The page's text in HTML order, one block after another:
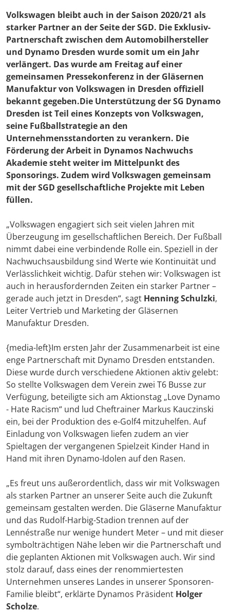
Volkswagen bleibt auch in der Saison 2020/21 als
starker Partner an der Seite der SGD. Die Exklusiv-
Partnerschaft zwischen dem Automobilhersteller
und Dynamo Dresden wurde somit um ein Jahr
verlängert. Das wurde am Freitag auf einer
gemeinsamen Pressekonferenz in der Gläsernen
Manufaktur von Volkswagen in Dresden offiziell
bekannt gegeben.Die Unterstützung der SG Dynamo
Dresden ist Teil eines Konzepts von Volkswagen,
seine Fußballstrategie an den
Unternehmensstandorten zu verankern. Die
Förderung der Arbeit in Dynamos Nachwuchs
Akademie steht weiter im Mittelpunkt des
Sponsorings. Zudem wird Volkswagen gemeinsam
mit der SGD gesellschaftliche Projekte mit Leben
füllen.
„Volkswagen engagiert sich seit vielen Jahren mit
Überzeugung im gesellschaftlichen Bereich. Der Fußball
nimmt dabei eine verbindende Rolle ein. Speziell in der
Nachwuchsausbildung sind Werte wie Kontinuität und
Verlässlichkeit wichtig. Dafür stehen wir: Volkswagen ist
auch in herausfordernden Zeiten ein starker Partner –
gerade auch jetzt in Dresden“, sagt Henning Schulzki,
Leiter Vertrieb und Marketing der Gläsernen
Manufaktur Dresden.
{media-left}Im ersten Jahr der Zusammenarbeit ist eine
enge Partnerschaft mit Dynamo Dresden entstanden.
Diese wurde durch verschiedene Aktionen aktiv gelebt:
So stellte Volkswagen dem Verein zwei T6 Busse zur
Verfügung, beteiligte sich am Aktionstag „Love Dynamo
- Hate Racism“ und lud Cheftrainer Markus Kauczinski
ein, bei der Produktion des e-Golf4 mitzuhelfen. Auf
Einladung von Volkswagen liefen zudem an vier
Spieltagen der vergangenen Spielzeit Kinder Hand in
Hand mit ihren Dynamo-Idolen auf den Rasen.
„Es freut uns außerordentlich, dass wir mit Volkswagen
als starken Partner an unserer Seite auch die Zukunft
gemeinsam gestalten werden. Die Gläserne Manufaktur
und das Rudolf-Harbig-Stadion trennen auf der
Lennéstraße nur wenige hundert Meter – und mit dieser
symbolträchtigen Nähe leben wir die Partnerschaft und
die geplanten Aktionen mit Volkswagen auch. Wir sind
stolz darauf, dass eines der renommiertesten
Unternehmen unseres Landes in unserer Sponsoren-
Familie bleibt“, erklärte Dynamos Präsident Holger
Scholze.